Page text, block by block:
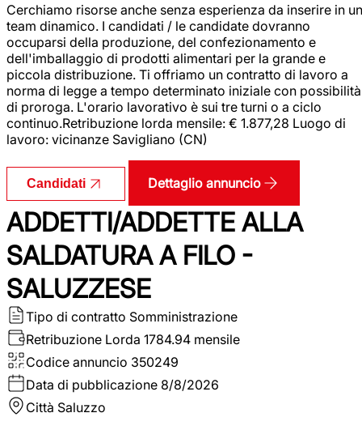
Cerchiamo risorse anche senza esperienza da inserire in un
team dinamico. I candidati / le candidate dovranno
occuparsi della produzione, del confezionamento e
dell'imballaggio di prodotti alimentari per la grande e
piccola distribuzione. Ti offriamo un contratto di lavoro a
norma di legge a tempo determinato iniziale con possibilità
di proroga. L'orario lavorativo è sui tre turni o a ciclo
continuo.Retribuzione lorda mensile: € 1.877,28 Luogo di
lavoro: vicinanze Savigliano (CN)
Candidati Dettaglio annuncio
ADDETTI/ADDETTE ALLA
SALDATURA A FILO -
SALUZZESE
Tipo di contratto Somministrazione
Retribuzione Lorda 1784.94 mensile
Codice annuncio 350249
Data di pubblicazione 8/8/2026
Città Saluzzo